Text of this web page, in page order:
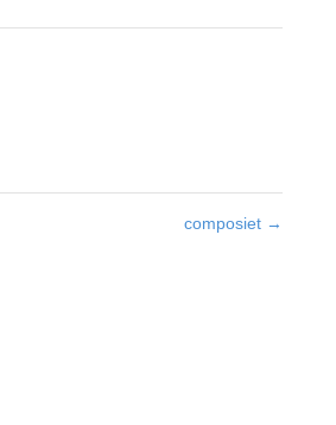
composiet →